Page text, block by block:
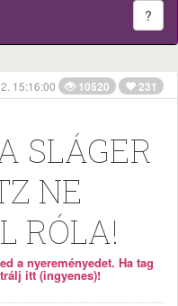
?
15:16:00 10520 231
SLÁGER
NE
RÓLA!
a nyereményedet. Ha tag
itt (ingyenes)!